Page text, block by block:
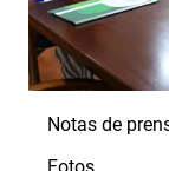
Notas de